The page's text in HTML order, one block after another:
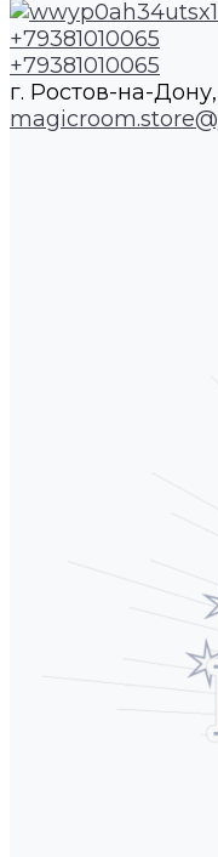
+79381010065
+79381010065
г. Ростов-на-